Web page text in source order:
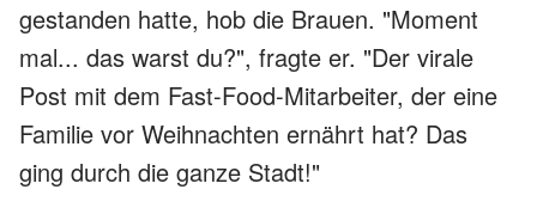
gestanden hatte, hob die Brauen. "Moment
mal... das warst du?", fragte er. "Der virale
Post mit dem Fast-Food-Mitarbeiter, der eine
Familie vor Weihnachten ernährt hat? Das
ging durch die ganze Stadt!"